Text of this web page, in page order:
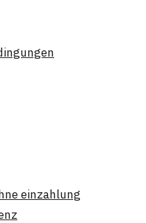
einzahlung